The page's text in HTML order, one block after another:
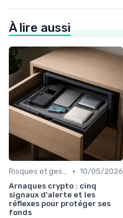
À lire aussi
Risques et gestion de portefeuille • 10/05/2026
Arnaques crypto : cinq
signaux d'alerte et les
réflexes pour protéger ses
fonds